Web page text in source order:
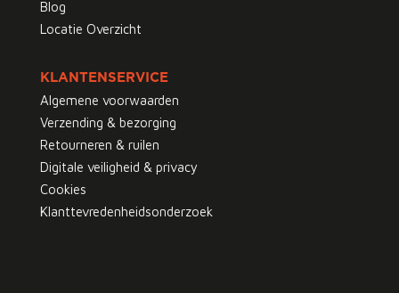
Blog
Locatie Overzicht
KLANTENSERVICE
Algemene voorwaarden
Verzending & bezorging
Retourneren & ruilen
Digitale veiligheid & privacy
Cookies
Klanttevredenheidsonderzoek